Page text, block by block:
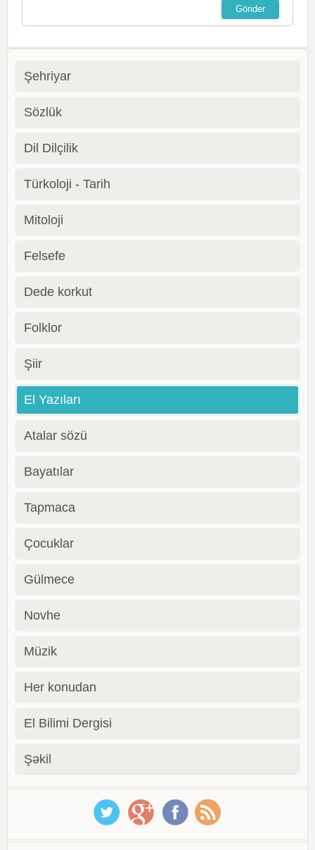
Şehriyar
Sözlük
Dil Dilçilik
Türkoloji - Tarih
Mitoloji
Felsefe
Dede korkut
Folklor
Şiir
El Yazıları
Atalar sözü
Bayatılar
Tapmaca
Çocuklar
Gülmece
Novhe
Müzik
Her konudan
El Bilimi Dergisi
Şəkil